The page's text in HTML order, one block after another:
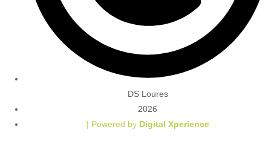
DS Loures
2026
| Powered by Digital Xperience